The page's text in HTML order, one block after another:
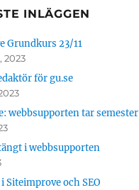
INLÄGGEN
Grundkurs 23/11
2023
för gu.se
webbsupporten tar semester
i webbsupporten
Siteimprove och SEO